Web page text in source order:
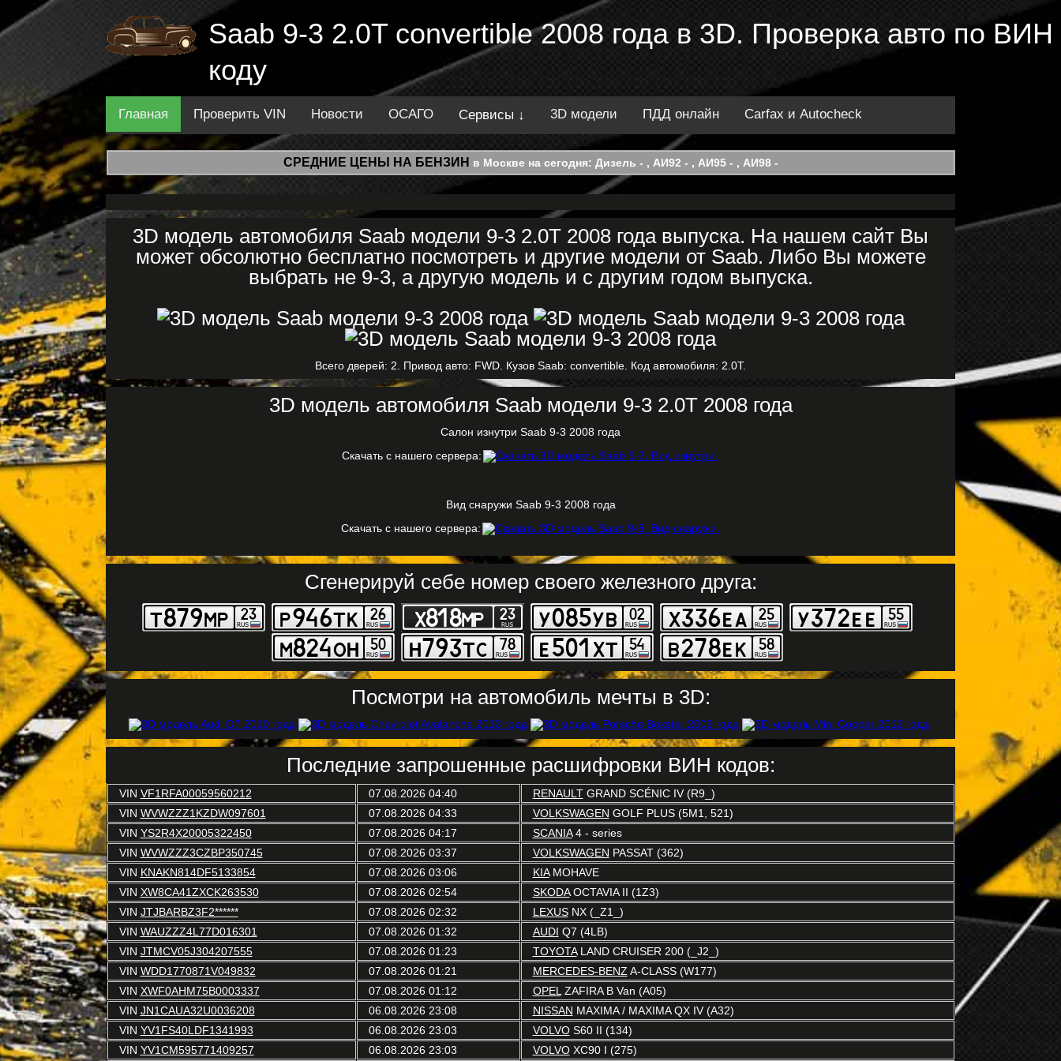
Saab 9-3 2.0T convertible 2008 года в 3D. Проверка авто по ВИН
коду
Главная Проверить VIN Новости ОСАГО Сервисы ↓ 3D модели ПДД онлайн Carfax и Autocheck
СРЕДНИЕ ЦЕНЫ НА БЕНЗИН в Москве на сегодня: Дизель - , АИ92 - , АИ95 - , АИ98 -
3D модель автомобиля Saab модели 9-3 2.0T 2008 года выпуска. На нашем сайт Вы
может обсолютно бесплатно посмотреть и другие модели от Saab. Либо Вы можете
выбрать не 9-3, а другую модель и с другим годом выпуска.
Всего дверей: 2. Привод авто: FWD. Кузов Saab: convertible. Код автомобиля: 2.0T.
3D модель автомобиля Saab модели 9-3 2.0T 2008 года
Салон изнутри Saab 9-3 2008 года
Скачать с нашего сервера:
Вид снаружи Saab 9-3 2008 года
Скачать с нашего сервера:
Сгенерируй себе номер своего железного друга:
Посмотри на автомобиль мечты в 3D:
Последние запрошенные расшифровки ВИН кодов:
VIN VF1RFA00059560212 07.08.2026 04:40 RENAULTGRAND SCÉNIC IV (R9_)
VIN WVWZZZ1KZDW097601 07.08.2026 04:33 VOLKSWAGEN GOLF PLUS (5M1, 521)
VIN YS2R4X20005322450 07.08.2026 04:17 SCANIA4 - series
VIN WVWZZZ3CZBP350745 07.08.2026 03:37 VOLKSWAGEN PASSAT (362)
VIN KNAKN814DF5133854 07.08.2026 03:06 KIAMOHAVE
VIN XW8CA41ZXCK263530 07.08.2026 02:54 SKODAOCTAVIA II (1Z3)
VIN JTJBARBZ3F2****** 07.08.2026 02:32 LEXUSNX (_Z1_)
VIN WAUZZZ4L77D016301 07.08.2026 01:32 AUDI Q7 (4LB)
VIN JTMCV05J304207555 07.08.2026 01:23 TOYOTALAND CRUISER 200 (_J2_)
VIN WDD1770871V049832 07.08.2026 01:21 MERCEDES-BENZ A-CLASS (W177)
VIN XWF0AHM75B0003337 07.08.2026 01:12 OPEL ZAFIRA B Van (A05)
VIN JN1CAUA32U0036208 06.08.2026 23:08 NISSAN MAXIMA / MAXIMA QX IV (A32)
VIN YV1FS40LDF1341993 06.08.2026 23:03 VOLVOS60 II (134)
VIN YV1CM595771409257 06.08.2026 23:03 VOLVOXC90 I (275)